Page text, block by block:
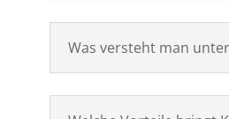
Was versteht man